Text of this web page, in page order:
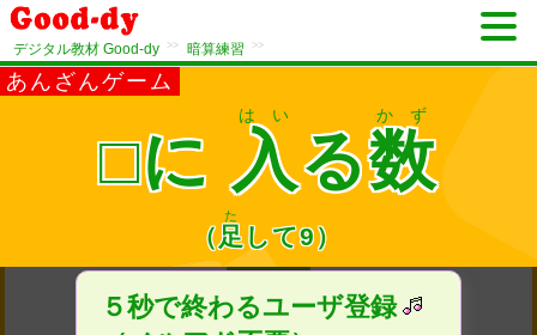
デジタル教材 Good-dy >> 暗算練習 >>
あんざんゲーム
□に 入
はい
る数
かず
（足
た
して9）
５秒で終わるユーザ登録